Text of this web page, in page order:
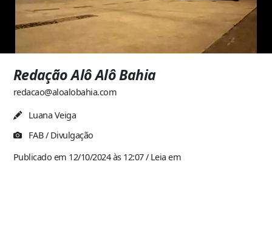
Redação Alô Alô Bahia
redacao@aloalobahia.com
Luana Veiga
FAB / Divulgação
Publicado em 12/10/2024 às 12:07/ Leia em